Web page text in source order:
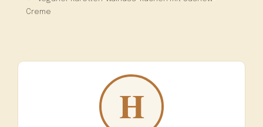
Creme